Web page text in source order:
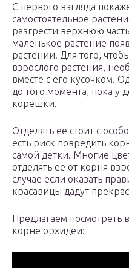
С первого взгляда
самостоятельное
разгрести верхнюю
маленькое растение
растении. Для того,
взрослого растения,
вместе с его кусочком.
до того момента, пока у
корешки.
Отделять ее стоит с
есть риск повредить
самой детки. Многие
отделять ее от корня
случае если оказать
красавицы дадут
Предлагаем посмотреть
корне орхидеи: